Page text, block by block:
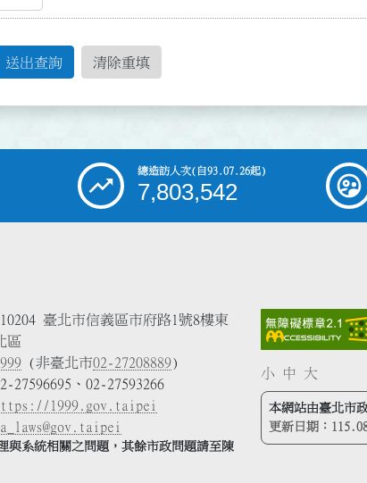
送出查詢 清除重填
總造訪人次(自93.07.26起)
7,803,542
臺北市信義區市府路1號8樓東
區
(非臺北市02-27208889)
27596695、02-27593266
1999.gov.taipei
與系統相關之問題，其餘市政問題請至陳
小 中 大
本網站由臺北市
更新日期：